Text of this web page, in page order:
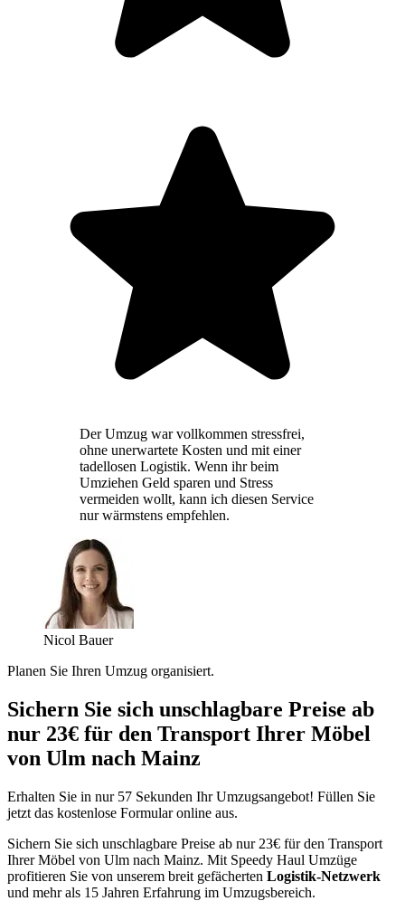
Der Umzug war vollkommen stressfrei,
ohne unerwartete Kosten und mit einer
tadellosen Logistik. Wenn ihr beim
Umziehen Geld sparen und Stress
vermeiden wollt, kann ich diesen Service
nur wärmstens empfehlen.
Nicol Bauer
Planen Sie Ihren Umzug organisiert.
Sichern Sie sich unschlagbare Preise ab
nur 23€ für den Transport Ihrer Möbel
von Ulm nach Mainz
Erhalten Sie in nur 57 Sekunden Ihr Umzugsangebot! Füllen Sie
jetzt das kostenlose Formular online aus.
Sichern Sie sich unschlagbare Preise ab nur 23€ für den Transport
Ihrer Möbel von Ulm nach Mainz. Mit Speedy Haul Umzüge
profitieren Sie von unserem breit gefächerten Logistik-Netzwerk
und mehr als 15 Jahren Erfahrung im Umzugsbereich.